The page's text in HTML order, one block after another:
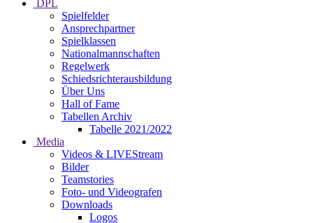
DPL
Spielfelder
Ansprechpartner
Spielklassen
Nationalmannschaften
Regelwerk
Schiedsrichterausbildung
Über Uns
Hall of Fame
Tabellen Archiv
Tabelle 2021/2022
Media
Videos & LIVEStream
Bilder
Teamstories
Foto- und Videografen
Downloads
Logos